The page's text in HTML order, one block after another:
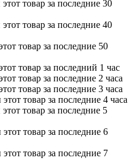
товар за последние 30
товар за последние 40
товар за последние 50
товар за последний 1 час
товар за последние 2 часа
товар за последние 3 часа
товар за последние 4 часа
товар за последние 5
товар за последние 6
товар за последние 7